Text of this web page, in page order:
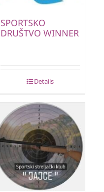
SPORTSKO
DRUŠTVO WINNER
Details